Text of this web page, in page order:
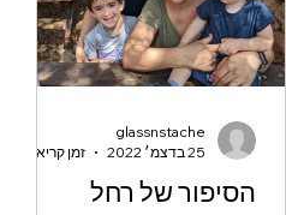
הסיפור של רחל
glassnstache
25 בדצמ׳ 2022